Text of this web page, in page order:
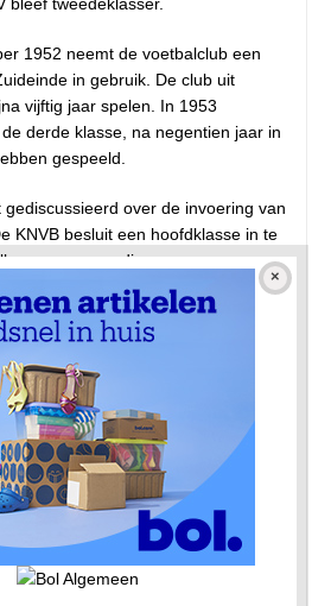
1952 neemt de voetbalclub een
in gebruik. De club uit
vijftig jaar spelen. In 1953
derde klasse, na negentien jaar in
gespeeld.
over de invoering van
KNVB besluit een hoofdklasse in te
een vergoeding mogen
niet mee aan het
de derde plaatst in de derde klasse.
instelling van de hoofdklasse, om
te promoveren. In het volgende
zelfs naar de eerste klasse.
meeWout Schaft
(geboren op 13
hij over naar de Volewijckers en dat
in Oostzaan. Hij was
Mosveld-baby’s. In het begin had
dan wordt hij een veel scorende